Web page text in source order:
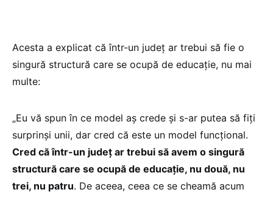
Acesta a explicat că într-un județ ar trebui să fie o
singură structură care se ocupă de educație, nu mai
multe:
„Eu vă spun în ce model aș crede și s-ar putea să fiți
surprinși unii, dar cred că este un model funcțional.
Cred că într-un județ ar trebui să avem o singură
structură care se ocupă de educație, nu două, nu
trei, nu patru. De aceea, ceea ce se cheamă acum